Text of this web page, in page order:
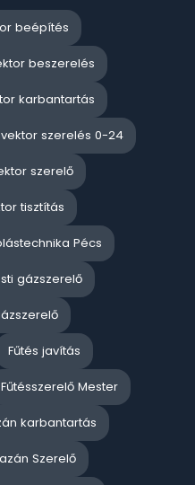
beépítés
beszerelés
karbantartás
szerelés 0-24
szerelő
tisztítás
Pécs
gázszerelő
Fűtés javítás
Fűtésszerelő Mester
karbantartás
Szerelő